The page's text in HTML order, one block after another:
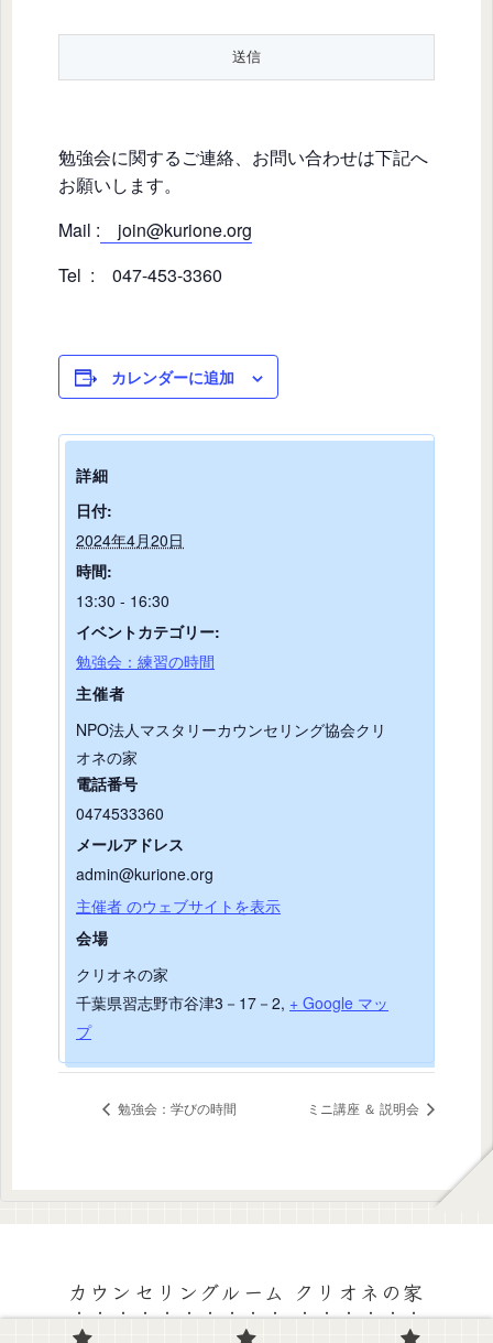
勉強会に関するご連絡、お問い合わせは下記へ
お願いします。
Mail : join@kurione.org
Tel : 047-453-3360
カレンダーに追加
詳細
日付:
2024年4月20日
時間:
13:30 - 16:30
イベントカテゴリー:
勉強会：練習の時間
会場
クリオネの家
千葉県習志野市谷津3－17－2, + Google マッ
プ
主催者
NPO法人マスタリーカウンセリング協会クリ
オネの家
電話番号
0474533360
メールアドレス
admin@kurione.org
主催者 のウェブサイトを表示
勉強会：学びの時間 ミニ講座 ＆ 説明会
カウンセリングルーム クリオネの家